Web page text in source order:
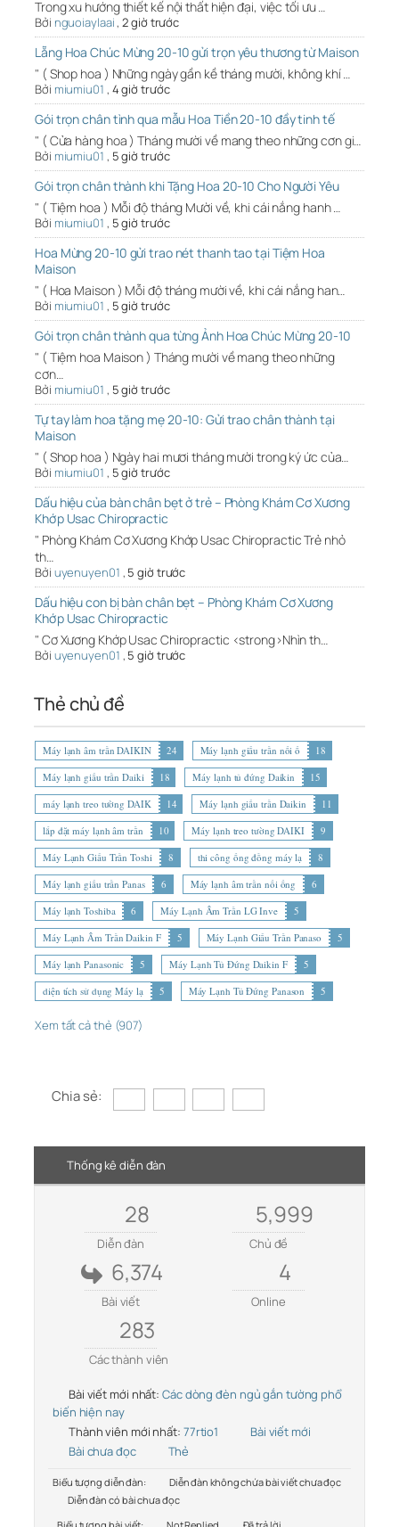
Trong xu hướng thiết kế nội thất hiện đại, việc tối ưu …
Bởi nguoiaylaai,2 giờ trước
Lẵng Hoa Chúc Mừng 20-10 gửi trọn yêu thương từ Maison
" ( Shop hoa ) Những ngày gần kề tháng mười, không khí …
Bởi miumiu01 , 4 giờ trước
Gói trọn chân tình qua mẫu Hoa Tiền 20-10 đầy tinh tế
" ( Cửa hàng hoa ) Tháng mười về mang theo những cơn gi…
Bởi miumiu01 , 5 giờ trước
Gói trọn chân thành khi Tặng Hoa 20-10 Cho Người Yêu
" ( Tiệm hoa ) Mỗi độ tháng Mười về, khi cái nắng hanh …
Bởi miumiu01 , 5 giờ trước
Hoa Mừng 20-10 gửi trao nét thanh tao tại Tiệm Hoa
Maison
" ( Hoa Maison ) Mỗi độ tháng mười về, khi cái nắng han…
Bởi miumiu01 , 5 giờ trước
Gói trọn chân thành qua từng Ảnh Hoa Chúc Mừng 20-10
" ( Tiệm hoa Maison ) Tháng mười về mang theo những
cơn…
Bởi miumiu01 , 5 giờ trước
Tự tay làm hoa tặng mẹ 20-10: Gửi trao chân thành tại
Maison
" ( Shop hoa ) Ngày hai mươi tháng mười trong ký ức của…
Bởi miumiu01 , 5 giờ trước
Dấu hiệu của bàn chân bẹt ở trẻ – Phòng Khám Cơ Xương
Khớp Usac Chiropractic
" Phòng Khám Cơ Xương Khớp Usac Chiropractic Trẻ nhỏ
th…
Bởi uyenuyen01 , 5 giờ trước
Dấu hiệu con bị bàn chân bẹt – Phòng Khám Cơ Xương
Khớp Usac Chiropractic
" Cơ Xương Khớp Usac Chiropractic <strong>Nhìn th…
Bởi uyenuyen01 , 5 giờ trước
Thẻ chủ đề
Máy lạnh âm trần DAIKIN 24 Máy lạnh giấu trần nối ố
18
Máy lạnh giấu trần Daiki
18 Máy lạnh tủ đứng Daikin
15
máy lạnh treo tường DAIK
14 Máy lạnh giấu trần Daikin
11
lắp đặt máy lạnh âm trần
10 Máy lạnh treo tường DAIKI
9
Máy Lạnh Giấu Trần Toshi
8 thi công ống đồng máy lạ
8
Máy lạnh giấu trần Panas
6 Máy lạnh âm trần nối ống
6
Máy lạnh Toshiba
6 Máy Lạnh Âm Trần LG Inve
5
Máy Lạnh Âm Trần Daikin F
5 Máy Lạnh Giấu Trần Panaso
5
Máy lạnh Panasonic
5 Máy Lạnh Tủ Đứng Daikin F
5
diện tích sử dụng Máy lạ
5 Máy Lạnh Tủ Đứng Panason 5
Xem tất cả thẻ (907)
Chia sẻ:
Thống kê diễn đàn
28
Diễn đàn
5,999
Chủ đề
6,374
Bài viết
4
Online
283
Các thành viên
Bài viết mới nhất: Các dòng đèn ngủ gắn tường phổ
biến hiện nay
Thành viên mới nhất: 77rtio1
Bài viết mới
Bài chưa đọc
Thẻ
Biểu tượng diễn đàn:
Diễn đàn không chứa bài viết chưa đọc
Diễn đàn có bài chưa đọc